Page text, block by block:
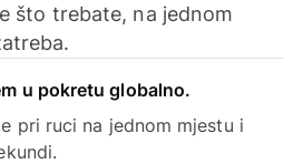
što trebate, na jednom
u pokretu globalno.
pri ruci na jednom mjestu i